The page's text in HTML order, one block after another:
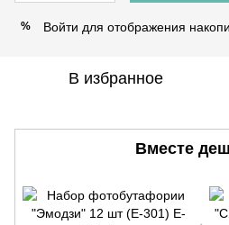
% Войти для отображения
В избранное
Вместе